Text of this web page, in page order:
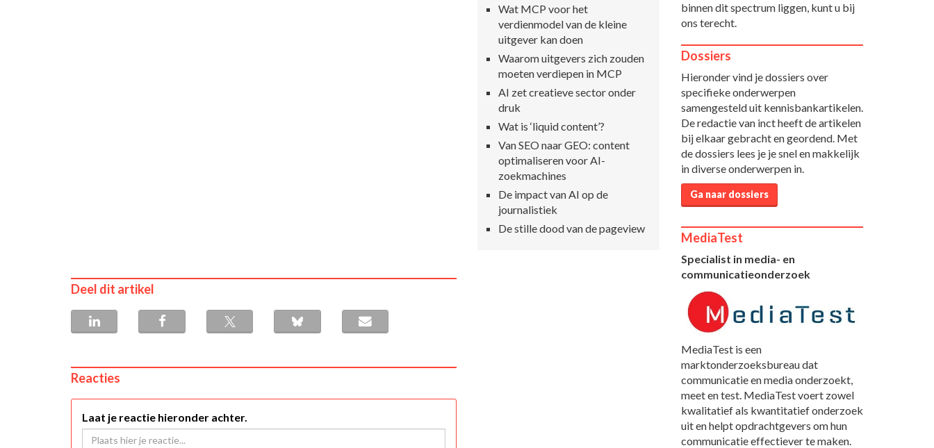
Wat MCP voor het
verdienmodel van de kleine
uitgever kan doen
Waarom uitgevers zich zouden
moeten verdiepen in MCP
AI zet creatieve sector onder
druk
Wat is ‘liquid content’?
Van SEO naar GEO: content
optimaliseren voor AI-
zoekmachines
De impact van AI op de
journalistiek
De stille dood van de pageview
Deel dit artikel
Reacties
Laat je reactie hieronder achter.
binnen dit spectrum liggen, kunt u bij
ons terecht.
Dossiers
Hieronder vind je dossiers over
specifieke onderwerpen
samengesteld uit kennisbankartikelen.
De redactie van inct heeft de artikelen
bij elkaar gebracht en geordend. Met
de dossiers lees je je snel en makkelijk
in diverse onderwerpen in.
Ga naar dossiers
MediaTest
Specialist in media- en
communicatieonderzoek
MediaTest is een
marktonderzoeksbureau dat
communicatie en media onderzoekt,
meet en test. MediaTest voert zowel
kwalitatief als kwantitatief onderzoek
uit en helpt opdrachtgevers om hun
communicatie effectiever te maken.